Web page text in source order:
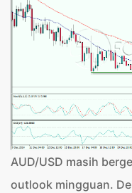
AUD/USD masih
outlook mingguan.